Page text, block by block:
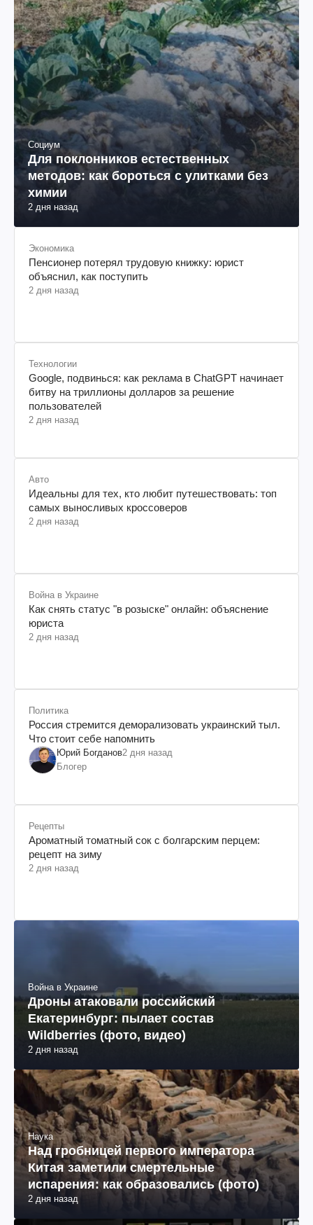
Социум
Для поклонников естественных
методов: как бороться с улитками без
химии
2 дня назад
Экономика
Пенсионер потерял трудовую книжку: юрист
объяснил, как поступить
2 дня назад
Технологии
Google, подвинься: как реклама в ChatGPT начинает
битву на триллионы долларов за решение
пользователей
2 дня назад
Авто
Идеальны для тех, кто любит путешествовать: топ
самых выносливых кроссоверов
2 дня назад
Война в Украине
Как снять статус "в розыске" онлайн: объяснение
юриста
2 дня назад
Политика
Россия стремится деморализовать украинский тыл.
Что стоит себе напомнить
Юрий Богданов2 дня назад
Блогер
Рецепты
Ароматный томатный сок с болгарским перцем:
рецепт на зиму
2 дня назад
Война в Украине
Дроны атаковали российский
Екатеринбург: пылает состав
Wildberries (фото, видео)
2 дня назад
Наука
Над гробницей первого императора
Китая заметили смертельные
испарения: как образовались (фото)
2 дня назад